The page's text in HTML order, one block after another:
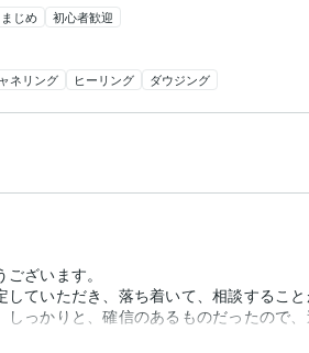
まじめ 初心者歓迎
ネリング ヒーリング ダウジング
ざいます。
ていただき、落ち着いて、相談すること
しっかりと、確信のあるものだったので